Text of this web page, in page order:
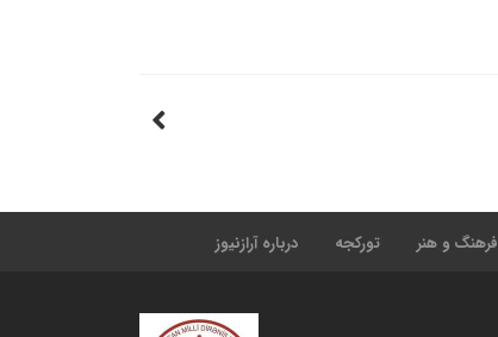
فرهنگ و هنر تورکجه درباره آرازنیوز